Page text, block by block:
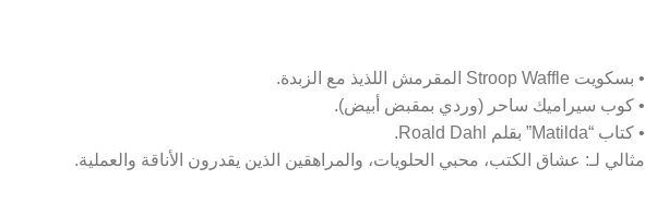
• بسكويت Stroop Waffle المقرمش اللذيذ مع الزبدة.
• كوب سيراميك ساحر (وردي بمقبض أبيض).
• كتاب “Matilda” بقلم Roald Dahl.
مثالي لـ: عشاق الكتب، محبي الحلويات، والمراهقين الذين يقدرون الأناقة والعملية.